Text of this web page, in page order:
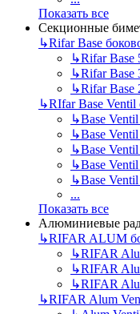
Показать все
Секционные
↳Rifar Base
↳Rifar Base
↳Rifar Base
↳Rifar Base
↳RIfar Base
↳Base
↳Base
↳Base
↳Base
↳Base
...
Показать все
Алюминиевые
↳RIFAR ALUM
↳RIFAR
↳RIFAR
↳RIFAR
↳RIFAR Alum